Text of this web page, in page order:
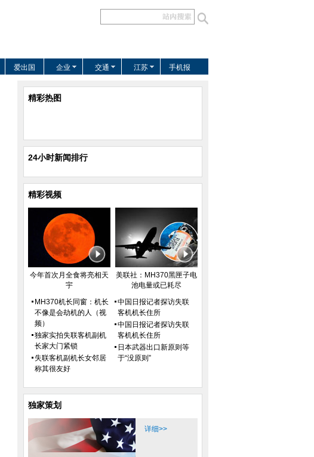
爱出国 企业 交通 江苏 手机报
精彩热图
24小时新闻排行
精彩视频
今年首次月全食将亮相天
宇
美联社：MH370黑匣子电
池电量或已耗尽
MH370机长同窗：机长
不像是会劫机的人（视
频）
独家实拍失联客机副机
长家大门紧锁
失联客机副机长女邻居
称其很友好
中国日报记者探访失联
客机机长住所
中国日报记者探访失联
客机机长住所
日本武器出口新原则等
于“没原则”
独家策划
详细>>